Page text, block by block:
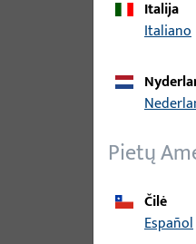
Italija
Italiano
Pietų
Čilė
Español